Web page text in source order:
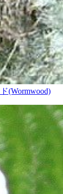
(Wormwood)